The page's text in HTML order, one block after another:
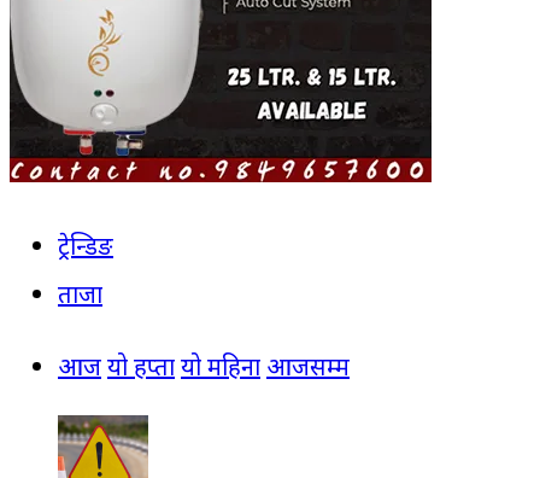
ट्रेन्डिङ
ताजा
आजयो हप्तायो महिना आजसम्म